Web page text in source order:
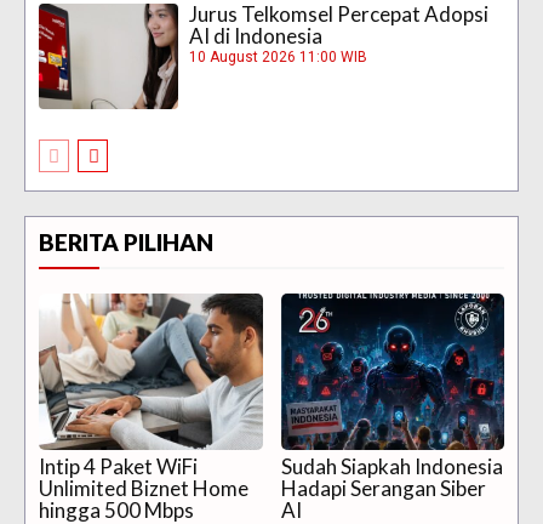
Jurus Telkomsel Percepat Adopsi
AI di Indonesia
10 August 2026 11:00 WIB
BERITA PILIHAN
Intip 4 Paket WiFi
Unlimited Biznet Home
hingga 500 Mbps
Sudah Siapkah Indonesia
Hadapi Serangan Siber
AI